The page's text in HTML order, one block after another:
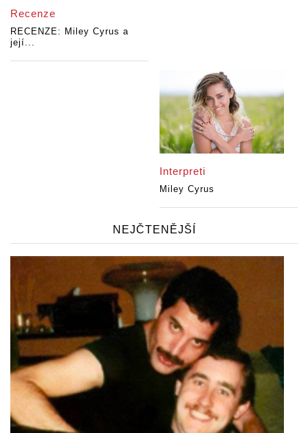
Recenze
RECENZE: Miley Cyrus a
její...
Interpreti
Miley Cyrus
NEJČTENĚJŠÍ